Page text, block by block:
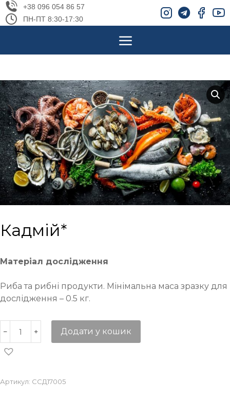
+38 096 054 86 57
ПН-ПТ 8:30-17:30
Кадмій*
Матеріал дослідження
Риба та рибні продукти. Мінімальна маса зразку для
дослідження – 0.5 кг.
Додати у кошик
Артикул: ССД17005